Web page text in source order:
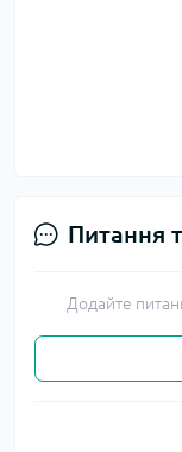
Питання
Додайте